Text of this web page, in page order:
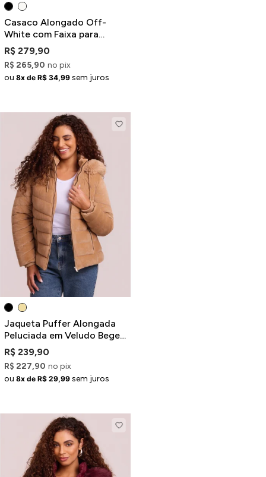
Casaco Alongado Off-
White com Faixa para
Amarração e Pelinhos
R$ 279,90
R$ 265,90 no pix
ou 8x de R$ 34,99 sem juros
Jaqueta Puffer Alongada
Peluciada em Veludo Bege
com Capuz Removível
R$ 239,90
R$ 227,90 no pix
ou 8x de R$ 29,99 sem juros